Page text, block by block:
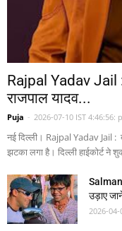
Rajpal Yadav Jail
राजपाल यादव...
Puja - 2026-07-10 IST 4:46:56:
नई दिल्ली। Rajpal Yadav Jail :
झटका लगा है। दिल्ली हाईकोर्ट ने
उड़ाए
2026-